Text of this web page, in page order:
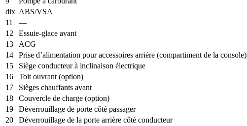
dix ABS/VSA
11
—
12
Essuie-glace avant
13
ACG
14
Prise d’alimentation pour accessoires arrière (compartiment de la console)
15
Siège conducteur à inclinaison électrique
16
Toit ouvrant (option)
17
Sièges chauffants avant
18
Couvercle de charge (option)
19
Déverrouillage de porte côté passager
20
Déverrouillage de la porte arrière côté conducteur